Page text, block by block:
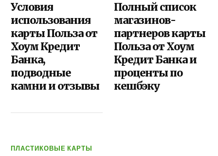
Условия
использования
карты Польза от
Хоум Кредит
Банка,
подводные
камни и отзывы
Полный список
магазинов-
партнеров карты
Польза от Хоум
Кредит Банка и
проценты по
кешбэку
ПЛАСТИКОВЫЕ КАРТЫ